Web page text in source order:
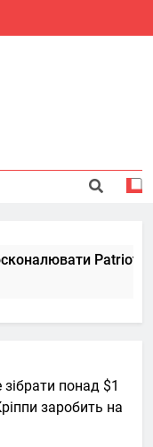
Patriot,
понад $1
заробить на